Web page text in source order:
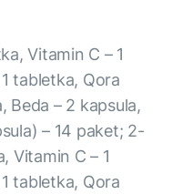
Vitamin C – 1
tabletka, Qora
Beda – 2 kapsula,
– 14 paket; 2-
Vitamin C – 1
tabletka, Qora